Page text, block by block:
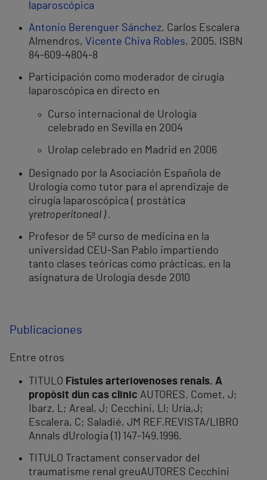
laparoscópica
Antonio Berenguer Sánchez, Carlos Escalera
Almendros, Vicente Chiva Robles, 2005. ISBN
84-609-4804-8
Participación como moderador de cirugía
laparoscópica en directo en
Curso internacional de Urología
celebrado en Sevilla en 2004
Urolap celebrado en Madrid en 2006
Designado por la Asociación Española de
Urología como tutor para el aprendizaje de
cirugía laparoscópica ( prostática
yretroperitoneal ) .
Profesor de 5º curso de medicina en la
universidad CEU-San Pablo impartiendo
tanto clases teóricas como prácticas, en la
asignatura de Urología desde 2010
Publicaciones
Entre otros
TITULO Fístules arteriovenoses renals. A
propòsit d´un cas clinic AUTORES. Comet, J;
Ibarz, L; Areal, J; Cecchini, Ll; Uría,J;
Escalera, C; Saladié, JM REF.REVISTA/LIBRO
Annals d´Urologia (1) 147-149.1996.
TITULO Tractament conservador del
traumatisme renal greuAUTORES Cecchini